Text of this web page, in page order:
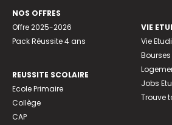
NOS OFFRES
Offre 2025-2026
Pack Réussite 4 ans
REUSSITE SCOLAIRE
Ecole Primaire
Collège
CAP
VIE
Vie
Jobs
Trouve